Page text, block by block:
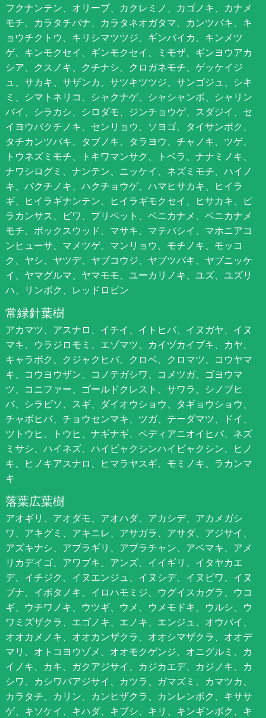
フクナンテン、オリーブ、カクレミノ、カゴノキ、カナメ
モチ、カラタチバナ、カラタネオガタマ、カンツバキ、キ
ョウチクトウ、キリシマツツジ、ギンバイカ、キンメツ
ゲ、キンモクセイ、ギンモクセイ、ミモザ、ギンヨウアカ
シア、クスノキ、クチナシ、クロガネモチ、ゲッケイジ
ュ、サカキ、サザンカ、サツキツツジ、サンゴジュ、シキ
ミ、シマトネリコ、シャクナゲ、シャシャンポ、シャリン
バイ、シラカシ、シロダモ、ジンチョウゲ、スダジイ、セ
イヨウバクチノキ、センリョウ、ソヨゴ、タイサンボク、
タチカンツバキ、タブノキ、タラヨウ、チャノキ、ツゲ、
トウネズミモチ、トキワマンサク、トベラ、ナナミノキ、
ナワシログミ、ナンテン、ニッケイ、ネズミモチ、ハイノ
キ、バクチノキ、ハクチョウゲ、ハマヒサカキ、ヒイラ
ギ、ヒイラギナンテン、ヒイラギモクセイ、ヒサカキ、ピ
ラカンサス、ビワ、プリペット、ベニカナメ、ベニカナメ
モチ、ボックスウッド、マサキ、マテバシイ、マホニアコ
ンヒューサ、マメツゲ、マンリョウ、モチノキ、モッコ
ク、ヤシ、ヤツデ、ヤブコウジ、ヤブツバキ、ヤブニッケ
イ、ヤマグルマ、ヤマモモ、ユーカリノキ、ユズ、ユズリ
ハ、リンボク、レッドロビン
常緑針葉樹
アカマツ、アスナロ、イチイ、イトヒバ、イヌガヤ、イヌ
マキ、ウラジロモミ、エゾマツ、カイヅカイブキ、カヤ、
キャラボク、クジャクヒバ、クロベ、クロマツ、コウヤマ
キ、コウヨウザン、コノテガシワ、コメツガ、ゴヨウマ
ツ、コニファー、ゴールドクレスト、サワラ、シノブヒ
バ、シラビソ、スギ、ダイオウショウ、タギョウショウ、
チャボヒバ、チョウセンマキ、ツガ、テーダマツ、ドイ、
ツトウヒ、トウヒ、ナギナギ、ペディアニオイヒバ、ネズ
ミサシ、ハイネズ、ハイビャクシンハイビャクシン、ヒノ
キ、ヒノキアスナロ、ヒマラヤスギ、モミノキ、ラカンマ
キ
落葉広葉樹
アオギリ、アオダモ、アオハダ、アカシデ、アカメガシ
ワ、アキグミ、アキニレ、アサガラ、アサダ、アジサイ、
アズキナシ、アブラギリ、アブラチャン、アベマキ、アメ
リカデイゴ、アワブキ、アンズ、イイギリ、イタヤカエ
デ、イチジク、イヌエンジュ、イヌシデ、イヌビワ、イヌ
ブナ、イボタノキ、イロハモミジ、ウグイスカグラ、ウコ
ギ、ウチワノキ、ウツギ、ウメ、ウメモドキ、ウルシ、ウ
ワミズザクラ、エゴノキ、エノキ、エンジュ、オウバイ、
オオカメノキ、オオカンザクラ、オオシマザクラ、オオデ
マリ、オトコヨウゾメ、オオモクゲンジ、オニグルミ、カ
イノキ、カキ、ガクアジサイ、カジカエデ、カジノキ、カ
シワ、カシワバアジサイ、カツラ、ガマズミ、カマツカ、
カラタチ、カリン、カンヒザクラ、カンレンボク、キササ
ゲ、キソケイ、キハダ、キブシ、キリ、キンギンボク、キ